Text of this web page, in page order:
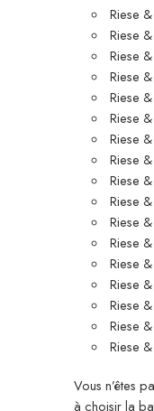
Riese
Riese
Riese
Riese
Riese
Riese
Riese
Riese
Riese
Riese
Riese
Riese
Riese
Riese
Riese
Riese
Riese
Vous n’êtes
à choisir la